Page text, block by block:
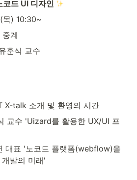
드 UI 디자인
목) 10:30~
계
훈식 교수
X-talk 소개 및 환영의 시간
교수 'Uizard를 활용한 UX/UI 프
대표 '노코드 플랫폼(webflow)을
발의 미래'